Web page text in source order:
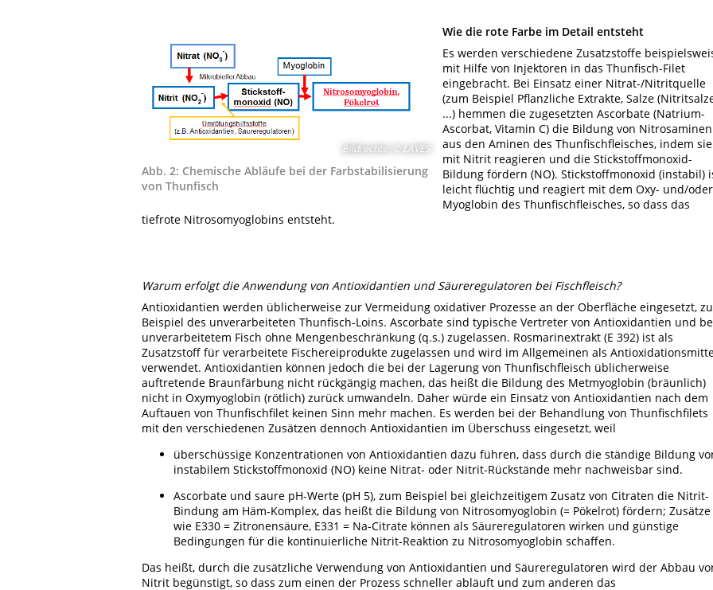
Bildrechte: © LAVES
Abb. 2: Chemische Abläufe bei der Farbstabilisierung
von Thunfisch
Wie die rote Farbe im Detail entsteht
Es werden verschiedene Zusatzstoffe
mit Hilfe von Injektoren in das Thunfisch-Filet
eingebracht. Bei Einsatz einer Nitrat-/Nitritquelle
(zum Beispiel Pflanzliche Extrakte, Salze
...) hemmen die zugesetzten Ascorbate (Natrium-
Ascorbat, Vitamin C) die Bildung von Nitrosaminen
aus den Aminen des Thunfischfleisches, indem sie
mit Nitrit reagieren und die Stickstoffmonoxid-
Bildung fördern (NO). Stickstoffmonoxid (instabil)
leicht flüchtig und reagiert mit dem Oxy- und/oder
Myoglobin des Thunfischfleisches, so dass das
tiefrote Nitrosomyoglobins entsteht.
Warum erfolgt die Anwendung von Antioxidantien und Säureregulatoren bei Fischfleisch?
Antioxidantien werden üblicherweise zur Vermeidung oxidativer Prozesse an der Oberfläche eingesetzt,
Beispiel des unverarbeiteten Thunfisch-Loins. Ascorbate sind typische Vertreter von Antioxidantien und
unverarbeitetem Fisch ohne Mengenbeschränkung (q.s.) zugelassen. Rosmarinextrakt (E 392) ist als
Zusatzstoff für verarbeitete Fischereiprodukte zugelassen und wird im Allgemeinen als
verwendet. Antioxidantien können jedoch die bei der Lagerung von Thunfischfleisch üblicherweise
auftretende Braunfärbung nicht rückgängig machen, das heißt die Bildung des Metmyoglobin (bräunlich)
nicht in Oxymyoglobin (rötlich) zurück umwandeln. Daher würde ein Einsatz von Antioxidantien nach dem
Auftauen von Thunfischfilet keinen Sinn mehr machen. Es werden bei der Behandlung von Thunfischfilets
mit den verschiedenen Zusätzen dennoch Antioxidantien im Überschuss eingesetzt, weil
überschüssige Konzentrationen von Antioxidantien dazu führen, dass durch die ständige Bildung
instabilem Stickstoffmonoxid (NO) keine Nitrat- oder Nitrit-Rückstände mehr nachweisbar sind.
Ascorbate und saure pH-Werte (pH 5), zum Beispiel bei gleichzeitigem Zusatz von Citraten die Nitrit-
Bindung am Häm-Komplex, das heißt die Bildung von Nitrosomyoglobin (= Pökelrot) fördern; Zusätze
wie E330 = Zitronensäure, E331 = Na-Citrate können als Säureregulatoren wirken und günstige
Bedingungen für die kontinuierliche Nitrit-Reaktion zu Nitrosomyoglobin schaffen.
Das heißt, durch die zusätzliche Verwendung von Antioxidantien und Säureregulatoren wird der Abbau
Nitrit begünstigt, so dass zum einen der Prozess schneller abläuft und zum anderen das